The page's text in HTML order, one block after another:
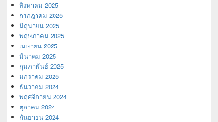
สิงหาคม 2025
กรกฎาคม 2025
มิถุนายน 2025
พฤษภาคม 2025
เมษายน 2025
มีนาคม 2025
กุมภาพันธ์ 2025
มกราคม 2025
ธันวาคม 2024
พฤศจิกายน 2024
ตุลาคม 2024
กันยายน 2024